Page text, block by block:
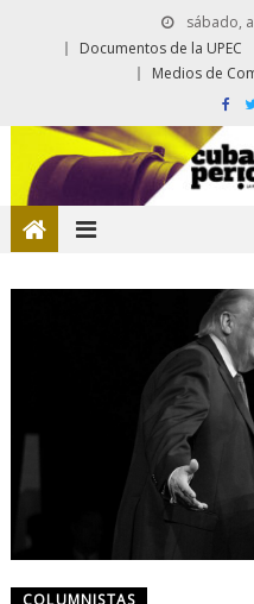
sábado,
Documentos de la UPEC
Medios de
COLUMNISTAS